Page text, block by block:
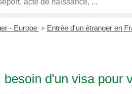
- Europe > Entrée d'un étranger en
d'un visa pour